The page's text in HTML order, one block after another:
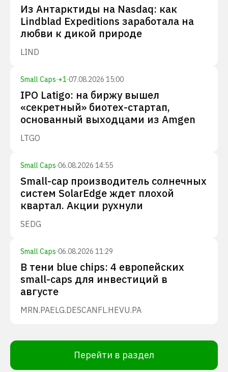
Из Антарктиды на Nasdaq: как
Lindblad Expeditions заработала на
любви к дикой природе
LIND
Small Caps·+1·07.08.2026 15:00
IPO Latigo: на биржу вышел
«секретный» биотех-стартап,
основанный выходцами из Amgen
LTGO
Small Caps·06.08.2026 14:55
Small-cap производитель солнечных
систем SolarEdge ждет плохой
квартал. Акции рухнули
SEDG
Small Caps·06.08.2026 11:29
В тени blue chips: 4 европейских
small-caps для инвестиций в
августе
MRN.PAELG.DESCANFL.HEVU.PA
Перейти в раздел